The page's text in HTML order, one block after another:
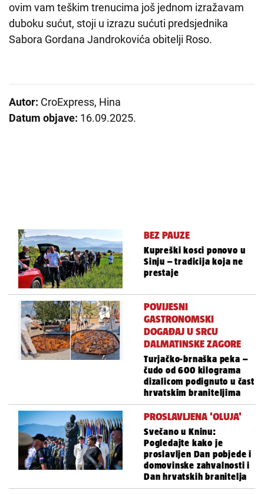
ovim vam teškim trenucima još jednom izražavam
duboku sućut, stoji u izrazu sućuti predsjednika
Sabora Gordana Jandrokovića obitelji Roso.
Autor: CroExpress, Hina
Datum objave: 16.09.2025.
BEZ PAUZE
Kupreški kosci ponovo u
Sinju – tradicija koja ne
prestaje
POVIJESNI
GASTRONOMSKI
DOGAĐAJ U SRCU
DALMATINSKE ZAGORE
Turjačko-brnaška peka –
čudo od 600 kilograma
dizalicom podignuto u čast
hrvatskim braniteljima
PROSLAVLJENA 'OLUJA'
Svečano u Kninu:
Pogledajte kako je
proslavljen Dan pobjede i
domovinske zahvalnosti i
Dan hrvatskih branitelja